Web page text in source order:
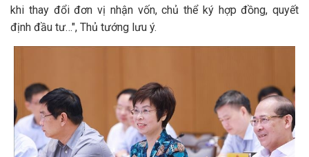
khi thay đổi đơn vị nhận vốn, chủ thể ký hợp đồng, quyết
định đầu tư…", Thủ tướng lưu ý.